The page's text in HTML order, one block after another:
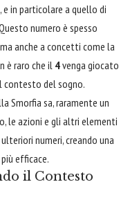
in particolare a quello di
numero è spesso
anche a concetti come la
è raro che il 4venga giocato
contesto del sogno.
Smorfia sa, raramente un
le azioni e gli altri elementi
numeri, creando una
efficace.
il Contesto